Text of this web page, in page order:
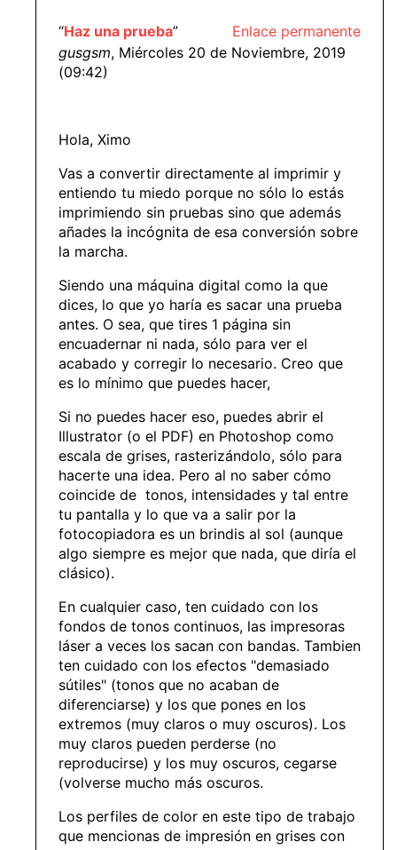
Enlace permanente
“Haz una prueba”
gusgsm, Miércoles 20 de Noviembre, 2019
(09:42)
Hola, Ximo
Vas a convertir directamente al imprimir y
entiendo tu miedo porque no sólo lo estás
imprimiendo sin pruebas sino que además
añades la incógnita de esa conversión sobre
la marcha.
Siendo una máquina digital como la que
dices, lo que yo haría es sacar una prueba
antes. O sea, que tires 1 página sin
encuadernar ni nada, sólo para ver el
acabado y corregir lo necesario. Creo que
es lo mínimo que puedes hacer,
Si no puedes hacer eso, puedes abrir el
Illustrator (o el PDF) en Photoshop como
escala de grises, rasterizándolo, sólo para
hacerte una idea. Pero al no saber cómo
coincide de tonos, intensidades y tal entre
tu pantalla y lo que va a salir por la
fotocopiadora es un brindis al sol (aunque
algo siempre es mejor que nada, que diría el
clásico).
En cualquier caso, ten cuidado con los
fondos de tonos continuos, las impresoras
láser a veces los sacan con bandas. Tambien
ten cuidado con los efectos "demasiado
sútiles" (tonos que no acaban de
diferenciarse) y los que pones en los
extremos (muy claros o muy oscuros). Los
muy claros pueden perderse (no
reproducirse) y los muy oscuros, cegarse
(volverse mucho más oscuros.
Los perfiles de color en este tipo de trabajo
que mencionas de impresión en grises con